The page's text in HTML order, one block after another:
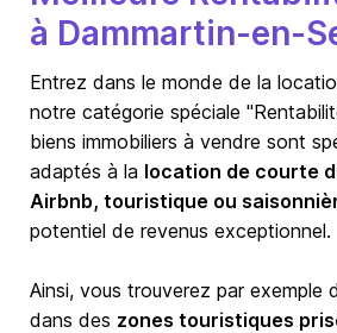
à Dammartin-en-
Entrez dans le monde de la
notre catégorie spéciale
biens immobiliers à vendre sont
adaptés à la location de courte
Airbnb, touristique ou
potentiel de revenus exceptionnel.
Ainsi, vous trouverez par exemple
dans des zones touristiques